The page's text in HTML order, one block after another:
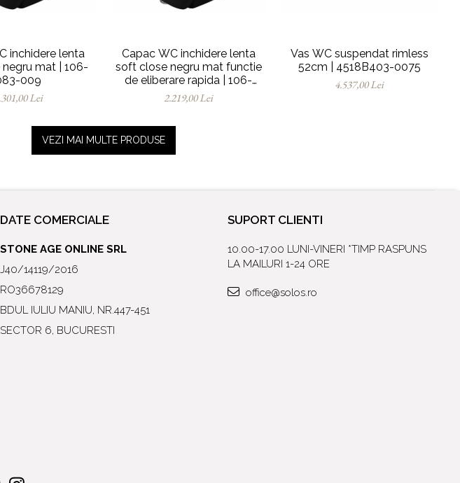
inchidere lenta
mat | 106-
009
Lei
Capac WC inchidere lenta
soft close negru mat functie
de eliberare rapida | 106-
083R009
2.219,00 Lei
Vas WC suspendat rimless
52cm | 4518B403-0075
4.537,00 Lei
VEZI MAI MULTE PRODUSE
DATE COMERCIALE
STONE AGE ONLINE SRL
J40/14119/2016
RO36678129
BDUL IULIU MANIU, NR.447-451
SECTOR 6, BUCURESTI
SUPORT CLIENTI
10.00-17.00 LUNI-VINERI *TIMP RASPUNS
LA MAILURI 1-24 ORE
office@solos.ro